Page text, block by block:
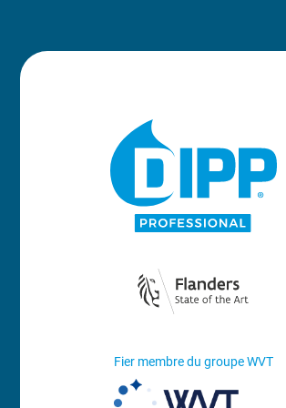
Fier membre du groupe WVT